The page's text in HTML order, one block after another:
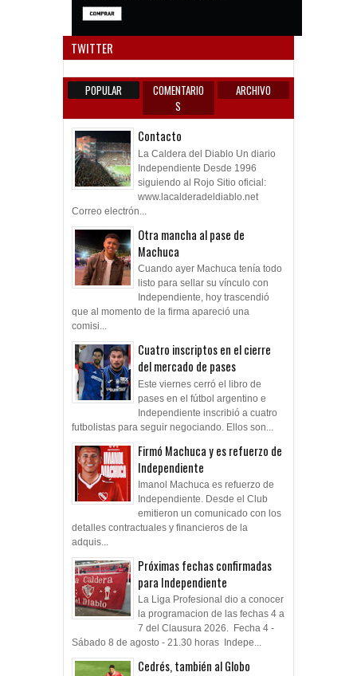
TWITTER
POPULAR
COMENTARIO
S
ARCHIVO
Contacto
La Caldera del Diablo Un diario
Independiente Desde 1996
siguiendo al Rojo Sitio oficial:
www.lacalderadeldiablo.net
Correo electrón...
Otra mancha al pase de
Machuca
Cuando ayer Machuca tenía todo
listo para sellar su vínculo con
Independiente, hoy trascendió
que al momento de la firma apareció una
comisi...
Cuatro inscriptos en el cierre
del mercado de pases
Este viernes cerró el libro de
pases en el fútbol argentino e
Independiente inscribió a cuatro
futbolistas para seguir negociando. Ellos son...
Firmó Machuca y es refuerzo de
Independiente
Imanol Machuca es refuerzo de
Independiente. Desde el Club
emitieron un comunicado con los
detalles contractuales y financieros de la
adquis...
Próximas fechas confirmadas
para Independiente
La Liga Profesional dio a conocer
la programacion de las fechas 4 a
7 del Clausura 2026. Fecha 4 -
Sábado 8 de agosto - 21.30 horas Indepe...
Cedrés, también al Globo